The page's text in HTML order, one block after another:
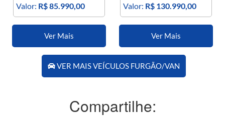
Valor: R$ 85.990,00
Ver Mais
Valor: R$ 130.990,00
Ver Mais
VER MAIS VEÍCULOS FURGÃO/VAN
Compartilhe: